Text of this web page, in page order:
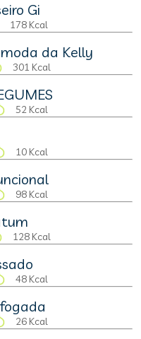
Gi
178 Kcal
da Kelly
301 Kcal
52 Kcal
10 Kcal
98 Kcal
128 Kcal
48 Kcal
26 Kcal